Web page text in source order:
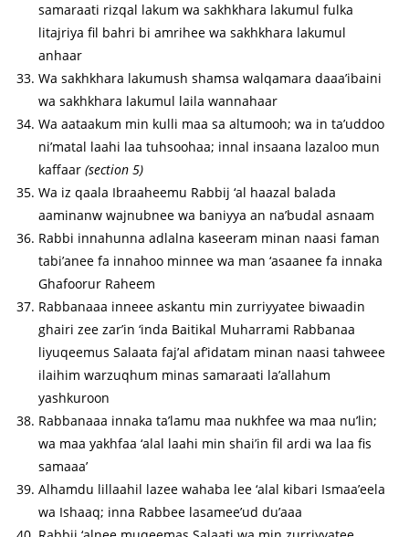
samaraati rizqal lakum wa sakhkhara lakumul fulka
litajriya fil bahri bi amrihee wa sakhkhara lakumul
anhaar
Wa sakhkhara lakumush shamsa walqamara daaa’ibaini
wa sakhkhara lakumul laila wannahaar
Wa aataakum min kulli maa sa altumooh; wa in ta’uddoo
ni’matal laahi laa tuhsoohaa; innal insaana lazaloo mun
kaffaar(section 5)
Wa iz qaala Ibraaheemu Rabbij ‘al haazal balada
aaminanw wajnubnee wa baniyya an na’budal asnaam
Rabbi innahunna adlalna kaseeram minan naasi faman
tabi’anee fa innahoo minnee wa man ‘asaanee fa innaka
Ghafoorur Raheem
Rabbanaaa inneee askantu min zurriyyatee biwaadin
ghairi zee zar’in ‘inda Baitikal Muharrami Rabbanaa
liyuqeemus Salaata faj’al af’idatam minan naasi tahweee
ilaihim warzuqhum minas samaraati la’allahum
yashkuroon
Rabbanaaa innaka ta’lamu maa nukhfee wa maa nu’lin;
wa maa yakhfaa ‘alal laahi min shai’in fil ardi wa laa fis
samaaa’
Alhamdu lillaahil lazee wahaba lee ‘alal kibari Ismaa’eela
wa Ishaaq; inna Rabbee lasamee’ud du’aaa